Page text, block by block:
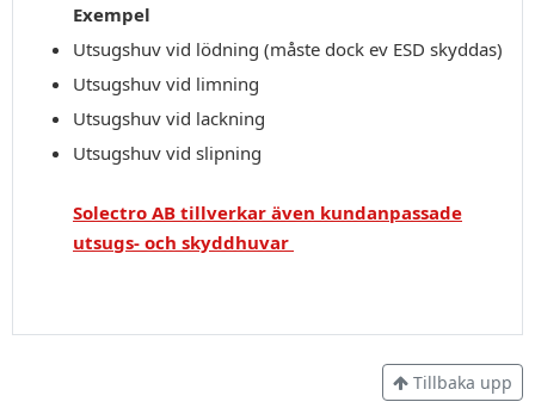
Exempel
Utsugshuv vid lödning (måste dock ev ESD skyddas)
Utsugshuv vid limning
Utsugshuv vid lackning
Utsugshuv vid slipning
Solectro AB tillverkar även kundanpassade
utsugs- och skyddhuvar
Tillbaka upp